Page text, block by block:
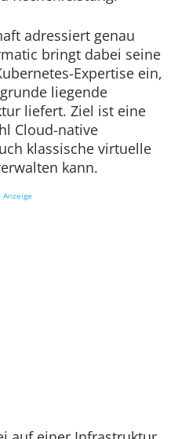
adressiert genau
bringt dabei seine
Expertise ein,
liegende
liefert. Ziel ist eine
Cloud-native
klassische virtuelle
kann.
Anzeige